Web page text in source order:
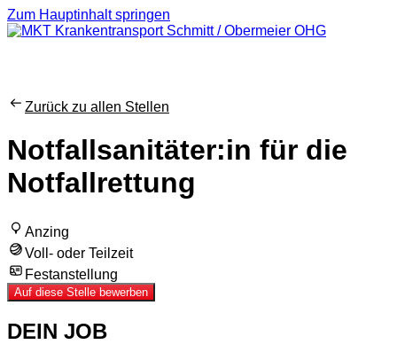
Zum Hauptinhalt springen
Zurück zu allen Stellen
Notfallsanitäter:in für die
Notfallrettung
Anzing
Voll- oder Teilzeit
Festanstellung
Auf diese Stelle bewerben
DEIN JOB